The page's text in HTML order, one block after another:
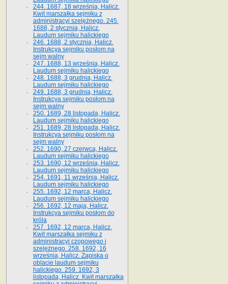
244. 1687, 18 września, Halicz.
Kwit marszałka sejmiku z
administracyi szelężnego. 245.
1688, 2 stycznia, Halicz.
Laudum sejmiku halickiego
246. 1688, 2 stycznia, Halicz.
Instrukcya sejmiku posłom na
sejm walny
247. 1688, 13 września, Halicz.
Laudum sejmiku halickiego
248. 1688, 3 grudnia, Halicz.
Laudum sejmiku halickiego
249. 1688, 3 grudnia, Halicz.
Instrukcya sejmiku posłom na
sejm walny
250. 1689, 28 listopada, Halicz.
Laudum sejmiku halickiego
251. 1689, 28 listopada, Halicz.
Instrukcya sejmiku posłom na
sejm walny
252. 1690, 27 czerwca, Halicz.
Laudum sejmiku halickiego
253. 1690, 12 września, Halicz.
Laudum sejmiku halickiego
254. 1691, 11 września, Halicz.
Laudum sejmiku halickiego
255. 1692, 12 marca, Halicz.
Laudum sejmiku halickiego
256. 1692, 12 maja, Halicz.
Instrukcya sejmiku posłom do
króla
257. 1692, 12 marca, Halicz.
Kwit marszałka sejmiku z
administracyi czopowego i
szelężnego. 258. 1692, 16
września, Halicz. Zapiska o
oblacie laudum sejmiku
halickiego. 259. 1692, 3
listopada, Halicz. Kwit marszałka